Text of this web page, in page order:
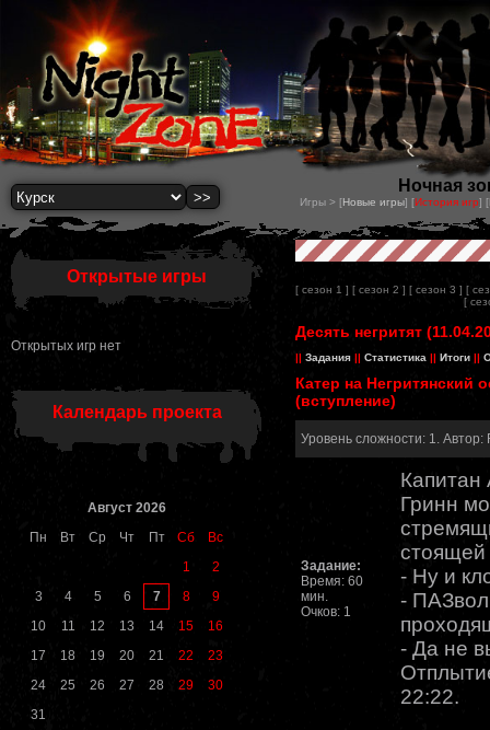
Ночная
Игры > [Новые игры] [История игр] [
Открытые игры
Открытых игр нет
Календарь проекта
Август 2026
Пн
Вт Ср Чт Пт Сб
Вс
1
2
3
4 5 6 7 8
9
10
11 12 13 14 15
16
17
18 19 20 21 22
23
24
25 26 27 28 29
30
31
[ сезон 1 ] [ сезон 2 ] [ сезон 3 ] [
[
Десять негритят
Задания Статистика Итоги
Катер на Негритянский
(вступление)
Уровень сложности: 1.
Задание:
Время: 60
мин.
Очков: 1
Капитан
Гринн
стоящей
- Ну и
-
- Да не
22:22.